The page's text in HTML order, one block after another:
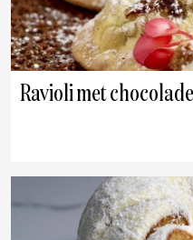
Ravioli met